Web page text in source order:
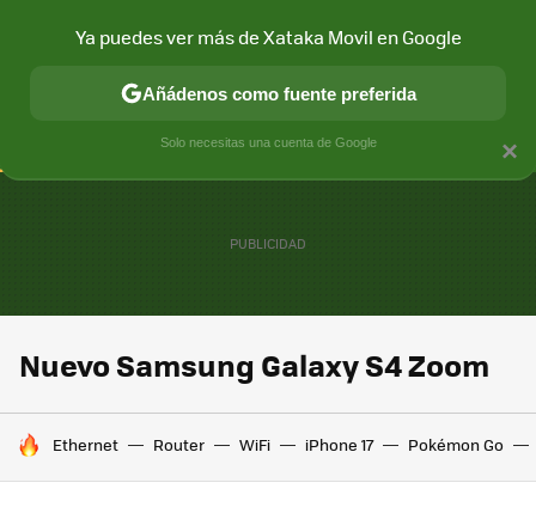
CONECTIVIDAD MÓVIL Y SOCIEDAD APLICACIONES
Nuevo Samsung Galaxy S4 Zoom
HOY SE HABLA DE
Ethernet Router WiFi iPhone 17 Pokémon Go
×
Ya puedes ver más de Xataka Movil en Google
Añádenos como fuente preferida
Solo necesitas una cuenta de Google